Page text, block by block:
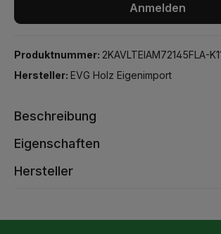
Anmelden
Produktnummer: 2KAVLTEIAM72145FLA-
Hersteller: EVG Holz Eigenimport
Beschreibung
Eigenschaften
Hersteller